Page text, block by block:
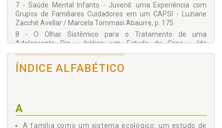
Marcela Tommasi Abaurre
Márcia Stengel
Maria Elisa Pacheco de Oliveira Silva
Scheila Krenkel
Sheila Regina de Camargo Martins
7 - Saúde Mental Infanto - Juvenil: uma Experiência com
Grupos de Familiares Cuidadores em um CAPSI - Luziane
Zacché Avellar / Marcela Tommasi Abaurre, p. 175
8 - O Olhar Sistêmico para o Tratamento de uma
Adolescente Dia - bética: um Estudo de Caso - Ida
Kublikowski / Ana Carolina Pereira, p. 197
9 - A Rede Social Significativa de Mulheres que Denunciaram
a Vio - lência Sofrida no Contexto Familiar - Carmen Leontina
Qualidade de Vida da População: uma Análise na Região do
ÍNDICE ALFABÉTICO
A
A família como um sistema ecológico: um estudo de